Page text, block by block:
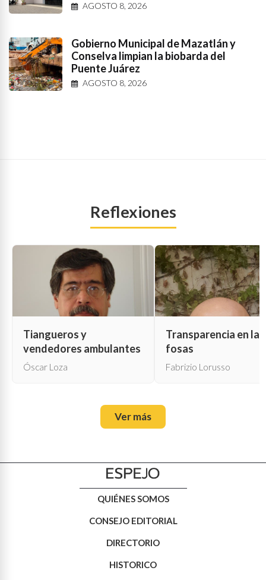
AGOSTO 8, 2026
Gobierno Municipal de Mazatlán y
Conselva limpian la biobarda del
Puente Juárez
AGOSTO 8, 2026
Reflexiones
Tiangueros y
vendedores ambulantes
Óscar Loza
Transparencia en las
fosas
Fabrizio Lorusso
Ver más
QUIÉNES SOMOS
CONSEJO EDITORIAL
DIRECTORIO
HISTORICO